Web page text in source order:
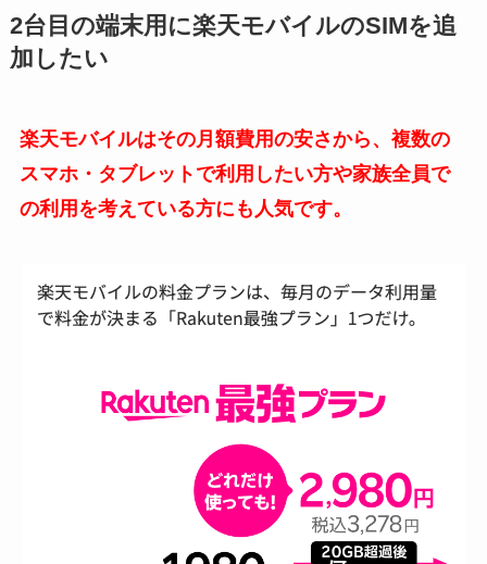
2台目の端末用に楽天モバイルのSIMを追
加したい
楽天モバイルはその月額費用の安さから、複数の
スマホ・タブレットで利用したい方や家族全員で
の利用を考えている方にも人気です。